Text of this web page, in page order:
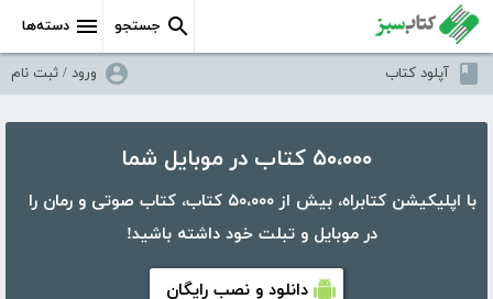
دسته‌ها جستجو
آپلود کتاب ورود / ثبت نام
۵۰،۰۰۰ کتاب در موبایل شما
با اپلیکیشن کتابراه، بیش از ۵۰،۰۰۰ کتاب، کتاب صوتی و رمان را
در موبایل و تبلت خود داشته باشید!
دانلود و نصب رایگان